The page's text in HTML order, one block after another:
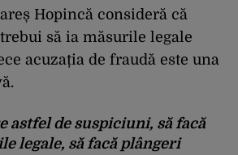
Hopincă consideră că
să ia măsurile legale
acuzația de fraudă este una
astfel de suspiciuni, să facă
legale, să facă plângeri